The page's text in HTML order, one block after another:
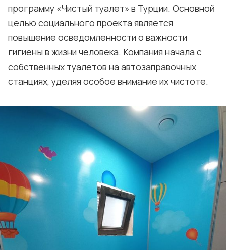
программу «Чистый туалет» в Турции. Основной
целью социального проекта является
повышение осведомленности о важности
гигиены в жизни человека. Компания начала с
собственных туалетов на автозаправочных
станциях, уделяя особое внимание их чистоте.